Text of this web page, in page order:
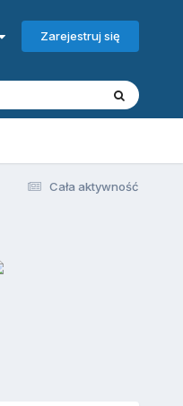
Zarejestruj się
Cała aktywność